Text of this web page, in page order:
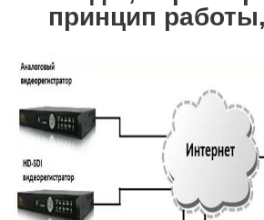
принцип